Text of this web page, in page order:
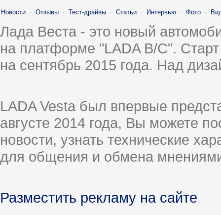
Новости · Отзывы · Тест-драйвы · Статьи · Интервью · Фото ·
Лада Веста - это новый
на платформе "LADA B/C".
на сентябрь 2015 года. Над
LADA Vesta был впервые
августе 2014 года, Вы можете
новости, узнать технические
для общения и обмена
Разместить рекламу на сайте